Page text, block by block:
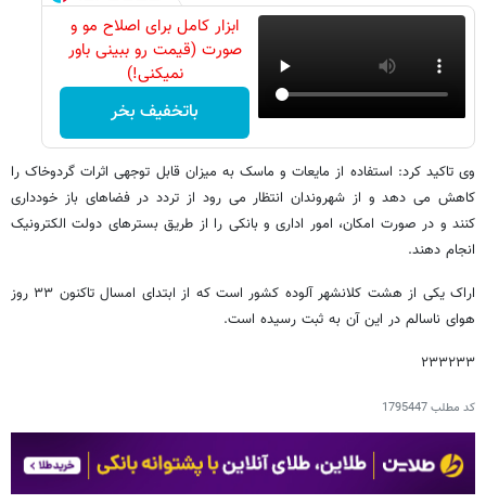
ابزار کامل برای اصلاح مو و
صورت (قیمت رو ببینی باور
نمیکنی!)
باتخفیف بخر
وی تاکید کرد: استفاده از مایعات و ماسک به میزان قابل توجهی اثرات گردوخاک را
کاهش می دهد و از شهروندان انتظار می رود از تردد در فضاهای باز خودداری
کنند و در صورت امکان، امور اداری و بانکی را از طریق بسترهای دولت الکترونیک
انجام دهند.
اراک یکی از هشت کلانشهر آلوده کشور است که از ابتدای امسال تاکنون ۳۳ روز
هوای ناسالم در این آن به ثبت رسیده است.
۲۳۳۲۳۳
کد مطلب1795447